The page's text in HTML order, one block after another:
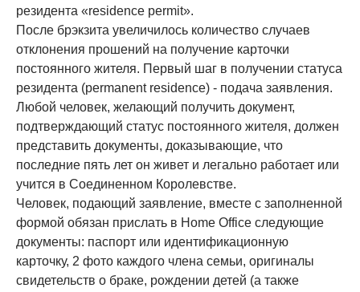
резидента «residence permit».
После брэкзита увеличилось количество случаев
отклонения прошений на получение карточки
постоянного жителя. Первый шаг в получении статуса
резидента (permanent residence) - подача заявления.
Любой человек, желающий получить документ,
подтверждающий статус постоянного жителя, должен
представить документы, доказывающие, что
последние пять лет он живет и легально работает или
учится в Соединенном Королевстве.
Человек, подающий заявление, вместе с заполненной
формой обязан прислать в Home Office следующие
документы: паспорт или идентификационную
карточку, 2 фото каждого члена семьи, оригиналы
свидетельств о браке, рождении детей (а также